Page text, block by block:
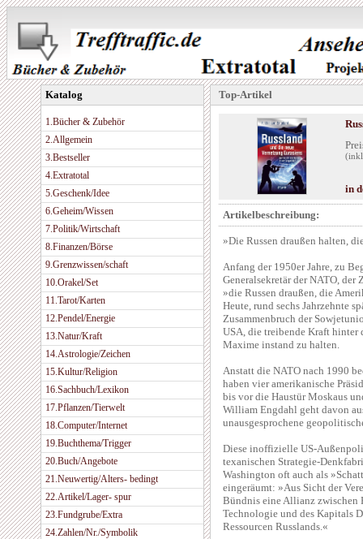
Katalog
1.Bücher & Zubehör
2.Allgemein
3.Bestseller
4.Extratotal
5.Geschenk/Idee
6.Geheim/Wissen
7.Politik/Wirtschaft
8.Finanzen/Börse
9.Grenzwissen/schaft
10.Orakel/Set
11.Tarot/Karten
12.Pendel/Energie
13.Natur/Kraft
14.Astrologie/Zeichen
15.Kultur/Religion
16.Sachbuch/Lexikon
17.Pflanzen/Tierwelt
18.Computer/Internet
19.Buchthema/Trigger
20.Buch/Angebote
21.Neuwertig/Alters- bedingt
22.Artikel/Lager- spur
23.Fundgrube/Extra
24.Zahlen/Nr./Symbolik
Top-Artikel
in
Artikelbeschreibung:
»Die Russen draußen halten,
Anfang der 1950er Jahre, zu
Generalsekretär der NATO,
»die Russen draußen, die
Heute, rund sechs Jahrzehnte
Zusammenbruch der
USA, die treibende Kraft hinter
Maxime instand zu halten.
Anstatt die NATO nach 1990
haben vier amerikanische
bis vor die Haustür Moskaus
William Engdahl geht davon
unausgesprochene
Diese inoffizielle US-
texanischen Strategie-
Washington oft auch als
eingeräumt: »Aus Sicht der
Bündnis eine Allianz zwischen
Technologie und des Kapitals
Ressourcen Russlands.«